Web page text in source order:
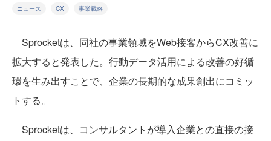
ニュース CX 事業戦略
Sprocketは、同社の事業領域をWeb接客からCX改善に
拡大すると発表した。行動データ活用による改善の好循
環を生み出すことで、企業の長期的な成果創出にコミッ
トする。
Sprocketは、コンサルタントが導入企業との直接の接